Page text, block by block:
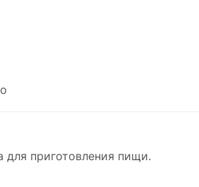
для приготовления пищи.